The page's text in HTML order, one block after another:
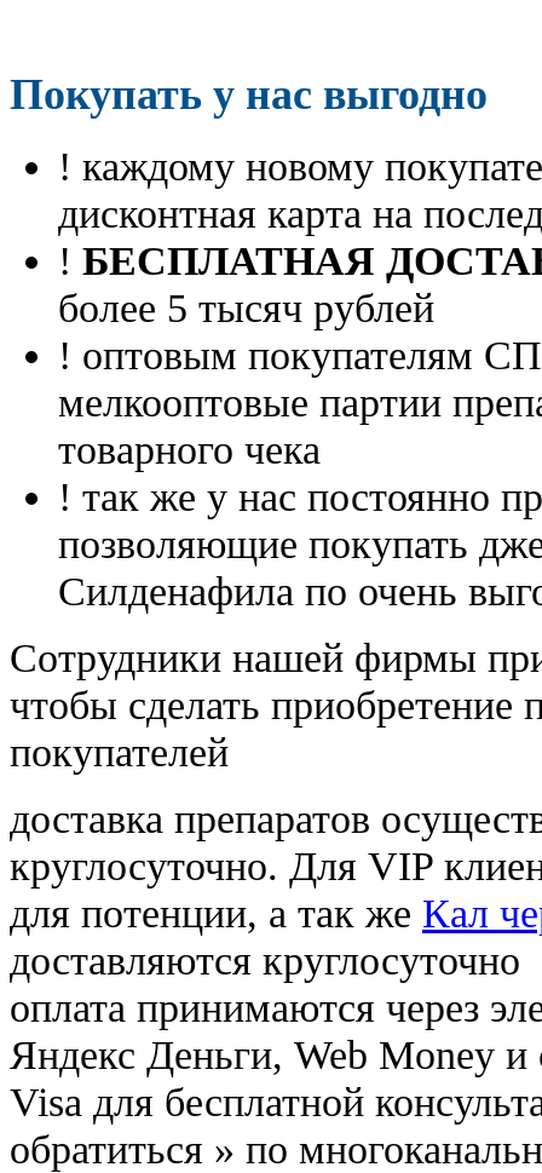
Покупать у нас выгодно
! каждому новому
дисконтная карта на
! БЕСПЛАТНАЯ
более 5 тысяч рублей
! оптовым покупателям
мелкооптовые партии
товарного чека
! так же у нас постоянно
позволяющие покупать
Силденафила по очень
Cотрудники нашей фирмы
чтобы сделать приобретение
покупателей
доставка препаратов
круглосуточно. Для VIP
для потенции, а так же Кал
доставляются круглосуточно
оплата принимаются через
Яндекс Деньги, Web Money и
Visa для бесплатной
обратиться » по